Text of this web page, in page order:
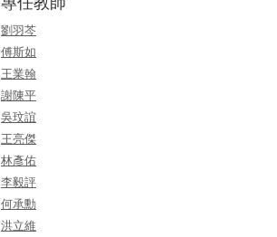
劉羽芩
傅斯如
王業翰
謝陳平
吳玟誼
王亮傑
林彥佑
李毅評
何承勳
洪立維